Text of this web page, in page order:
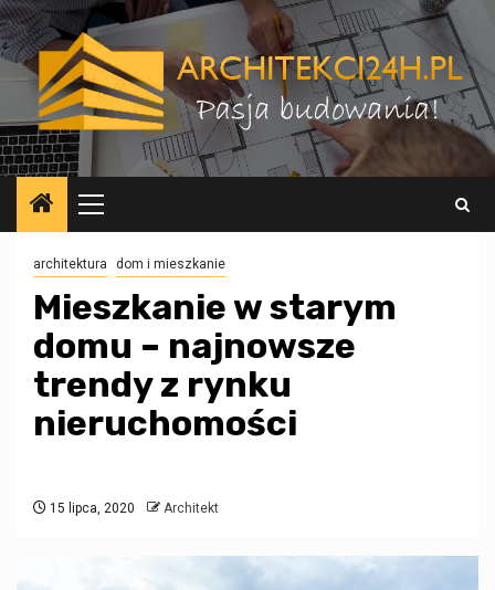
Przejdź
do
treści
Menu
główne
architektura dom i mieszkanie
Mieszkanie w starym
domu – najnowsze
trendy z rynku
nieruchomości
15 lipca, 2020 Architekt